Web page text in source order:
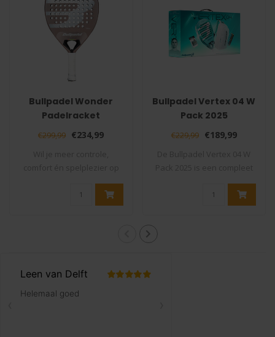
Bullpadel Wonder
Padelracket
€299,99 €234,99
de padelbaan..
Bullpadel Vertex 04 W
Pack 2025
€229,99 €189,99